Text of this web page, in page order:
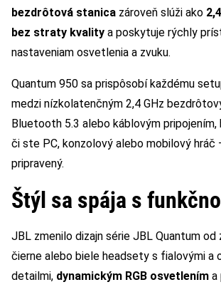
bezdrôtová stanica zároveň slúži ako
bez straty kvality a poskytuje rýchly
nastaveniam osvetlenia a zvuku.
Quantum 950 sa prispôsobí každému
medzi nízkolatenčným 2,4 GHz
Bluetooth 5.3 alebo káblovým pripojením,
či ste PC, konzolový alebo mobilový hráč
pripravený.
Štýl sa spája s
JBL zmenilo dizajn série JBL Quantum od
čierne alebo biele headsety s fialovými a
detailmi, dynamickým RGB osvetlením a